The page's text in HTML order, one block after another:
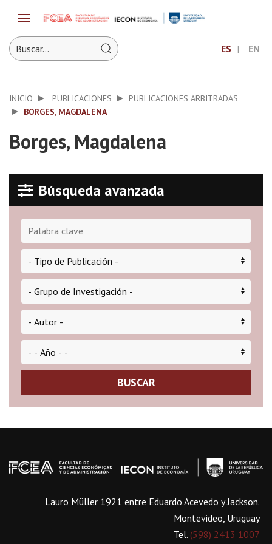
ES EN
INICIO PUBLICACIONES
PUBLICACIONES ARBITRADAS
BORGES, MAGDALENA
Búsqueda avanzada
BUSCAR
Borges, Magdalena
Lauro Müller 1921 entre Eduardo Acevedo y Jackson.
Montevideo, Uruguay
Tel. (598) 2413 1007